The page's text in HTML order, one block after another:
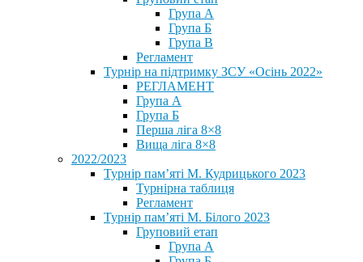
Група А
Група Б
Група В
Регламент
Турнір на підтримку ЗСУ «Осінь 2022»
РЕГЛАМЕНТ
Група А
Група Б
Перша ліга 8×8
Вища ліга 8×8
2022/2023
Турнір пам’яті М. Кудрицького 2023
Турнірна таблиця
Регламент
Турнір пам’яті М. Білого 2023
Груповий етап
Група А